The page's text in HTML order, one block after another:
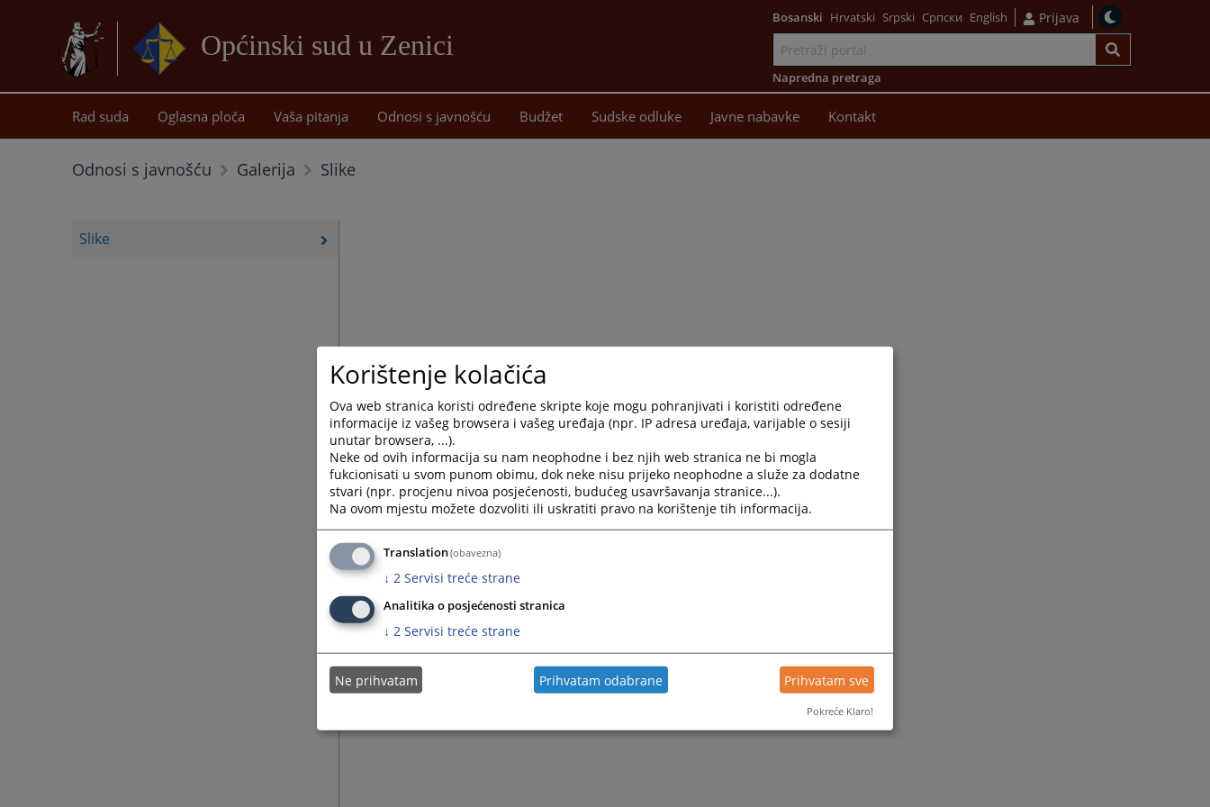
Općinski sud u Zenici
sadržaj
Bosanski Hrvatski Srpski Српски English Prijava
Napredna pretraga
Rad suda Oglasna ploča Vaša pitanja Odnosi s javnošću Budžet Sudske odluke Javne nabavke Kontakt
Odnosi s javnošću Galerija Slike
Slike
Korištenje kolačića
Ova web stranica koristi određene skripte koje mogu pohranjivati i koristiti određene
informacije iz vašeg browsera i vašeg uređaja (npr. IP adresa uređaja, varijable o sesiji
unutar browsera, ...).
Neke od ovih informacija su nam neophodne i bez njih web stranica ne bi mogla
fukcionisati u svom punom obimu, dok neke nisu prijeko neophodne a služe za dodatne
stvari (npr. procjenu nivoa posjećenosti, budućeg usavršavanja stranice...).
Na ovom mjestu možete dozvoliti ili uskratiti pravo na korištenje tih informacija.
Translation(obavezna)
↓ 2 Servisi treće strane
Analitika o posjećenosti stranica
↓ 2 Servisi treće strane
Ne prihvatam Prihvatam odabrane Prihvatam sve
Pokreće Klaro!